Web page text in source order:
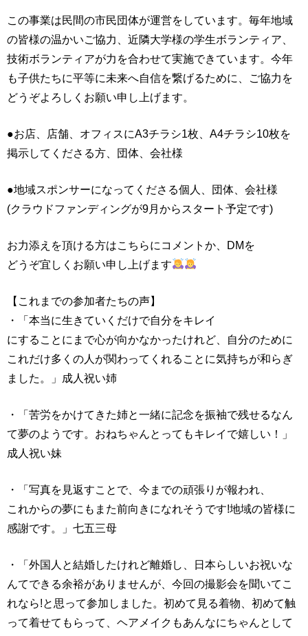
この事業は民間の市民団体が運営をしています。毎年地域
の皆様の温かいご協力、近隣大学様の学生ボランティア、
技術ボランティアが力を合わせて実施できています。今年
も子供たちに平等に未来へ自信を繋げるために、ご協力を
どうぞよろしくお願い申し上げます。
●お店、店舗、オフィスにA3チラシ1枚、A4チラシ10枚を
掲示してくださる方、団体、会社様
●地域スポンサーになってくださる個人、団体、会社様
(クラウドファンディングが9月からスタート予定です)
お力添えを頂ける方はこちらにコメントか、DMを
どうぞ宜しくお願い申し上げます
【これまでの参加者たちの声】
・「本当に生きていくだけで自分をキレイ
にすることにまで心が向かなかったけれど、自分のために
これだけ多くの人が関わってくれることに気持ちが和らぎ
ました。」成人祝い姉
・「苦労をかけてきた姉と一緒に記念を振袖で残せるなん
て夢のようです。おねちゃんとってもキレイで嬉しい！」
成人祝い妹
・「写真を見返すことで、今までの頑張りが報われ、
これからの夢にもまた前向きになれそうです!地域の皆様に
感謝です。」七五三母
・「外国人と結婚したけれど離婚し、日本らしいお祝いな
んてできる余裕がありませんが、今回の撮影会を聞いてこ
れなら!と思って参加しました。初めて見る着物、初めて触
って着せてもらって、ヘアメイクもあんなにちゃんとして